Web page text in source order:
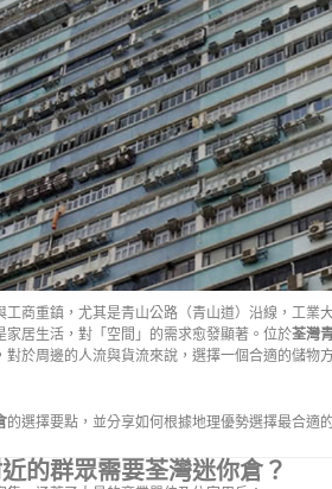
工商重鎮，尤其是青山公路（青山道）沿線，工業
家居生活，對「空間」的需求愈發顯著。位於荃灣
對於周邊的人流與貨流來說，選擇一個合適的儲物
的選擇要點，並分享如何根據地理優勢選擇最合適
的群眾需要荃灣迷你倉？